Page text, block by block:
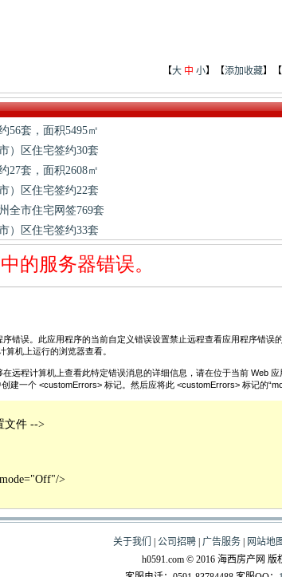
【大 中 小】【添加收藏】【
关于我们 公司招聘 广告服务 网站地
h0591.com © 2016 海西房产网 版